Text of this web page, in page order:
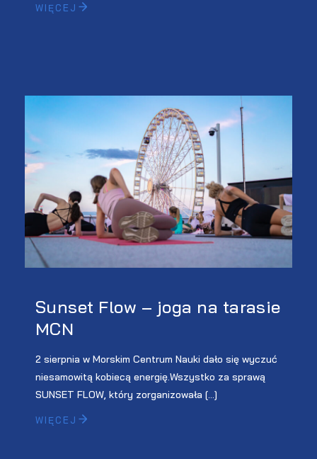
WIĘCEJ
Sunset Flow – joga na tarasie
MCN
2 sierpnia w Morskim Centrum Nauki dało się wyczuć
niesamowitą kobiecą energię.Wszystko za sprawą
SUNSET FLOW, który zorganizowała […]
WIĘCEJ